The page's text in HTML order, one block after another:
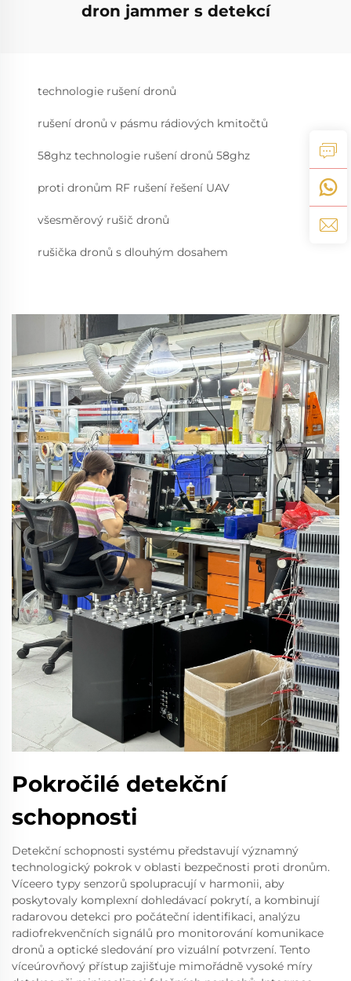
dron jammer s detekcí
technologie rušení dronů
rušení dronů v pásmu rádiových kmitočtů
58ghz technologie rušení dronů 58ghz
proti dronům RF rušení řešení UAV
všesměrový rušič dronů
rušička dronů s dlouhým dosahem
Pokročilé detekční
schopnosti
Detekční schopnosti systému představují významný
technologický pokrok v oblasti bezpečnosti proti dronům.
Víceero typy senzorů spolupracují v harmonii, aby
poskytovaly komplexní dohledávací pokrytí, a kombinují
radarovou detekci pro počáteční identifikaci, analýzu
radiofrekvenčních signálů pro monitorování komunikace
dronů a optické sledování pro vizuální potvrzení. Tento
víceúrovňový přístup zajišťuje mimořádně vysoké míry